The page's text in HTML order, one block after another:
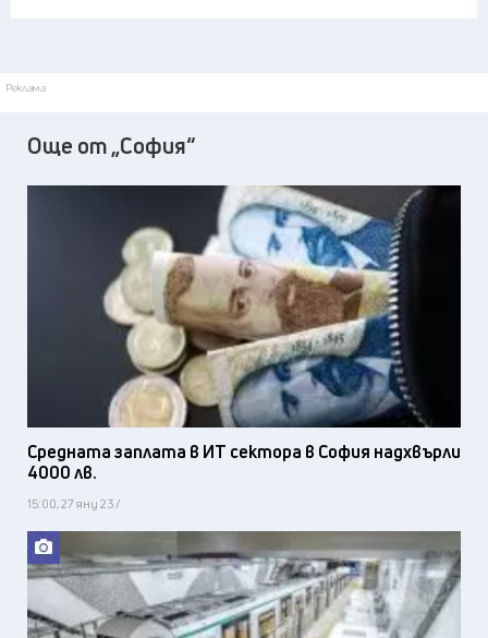
Реклама
Още от „София“
Средната заплата в ИТ сектора в София надхвърли
4000 лв.
15:00, 27 яну 23 /